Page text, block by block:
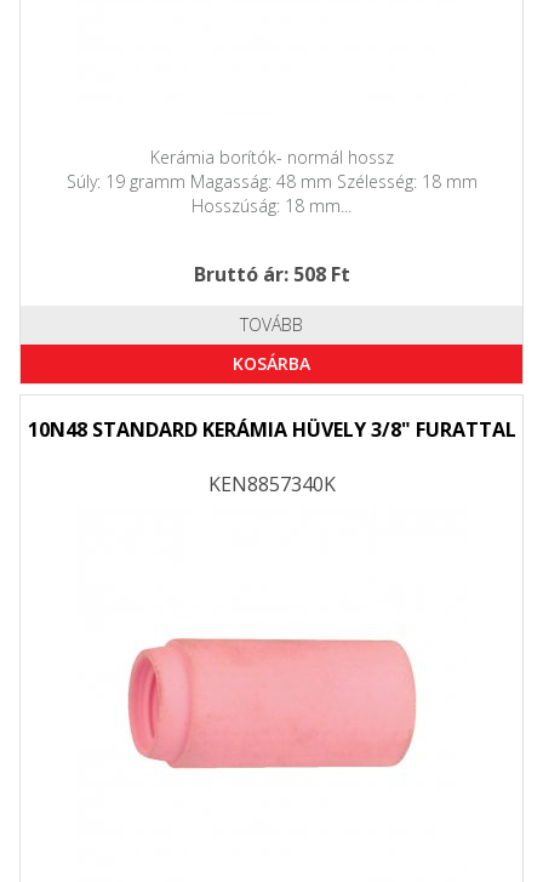
Kerámia borítók- normál hossz
Súly: 19 gramm Magasság: 48 mm Szélesség: 18 mm
Hosszúság: 18 mm...
Bruttó ár: 508 Ft
TOVÁBB
KOSÁRBA
10N48 STANDARD KERÁMIA HÜVELY 3/8" FURATTAL
KEN8857340K